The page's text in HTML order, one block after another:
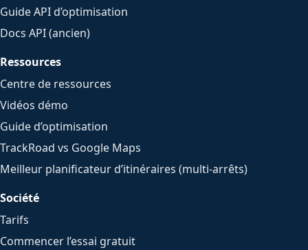
Guide API d’optimisation
Docs API (ancien)
Ressources
Centre de ressources
Vidéos démo
Guide d’optimisation
TrackRoad vs Google Maps
Meilleur planificateur d’itinéraires (multi-arrêts)
Société
Tarifs
Commencer l’essai gratuit